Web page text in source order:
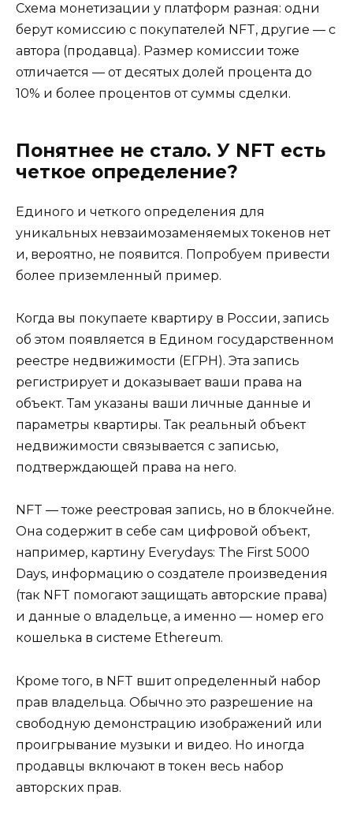
Схема монетизации у платформ разная: одни
берут комиссию с покупателей NFT, другие — с
автора (продавца). Размер комиссии тоже
отличается — от десятых долей процента до
10% и более процентов от суммы сделки.
Понятнее не стало. У NFT есть
четкое определение?
Единого и четкого определения для
уникальных невзаимозаменяемых токенов нет
и, вероятно, не появится. Попробуем привести
более приземленный пример.
Когда вы покупаете квартиру в России, запись
об этом появляется в Едином государственном
реестре недвижимости (ЕГРН). Эта запись
регистрирует и доказывает ваши права на
объект. Там указаны ваши личные данные и
параметры квартиры. Так реальный объект
недвижимости связывается с записью,
подтверждающей права на него.
NFT — тоже реестровая запись, но в блокчейне.
Она содержит в себе сам цифровой объект,
например, картину Everydays: The First 5000
Days, информацию о создателе произведения
(так NFT помогают защищать авторские права)
и данные о владельце, а именно — номер его
кошелька в системе Ethereum.
Кроме того, в NFT вшит определенный набор
прав владельца. Обычно это разрешение на
свободную демонстрацию изображений или
проигрывание музыки и видео. Но иногда
продавцы включают в токен весь набор
авторских прав.